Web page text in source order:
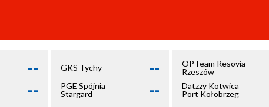
--
--
GKS Tychy --
PGE Spójnia
Stargard
--
OPTeam Resovia
Rzeszów
Datzzy Kotwica
Port Kołobrzeg